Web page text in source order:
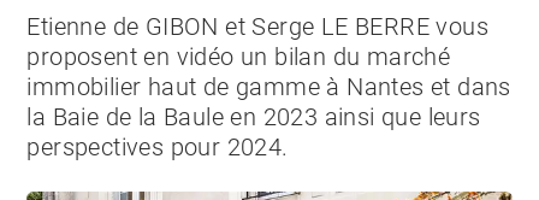
Etienne de GIBON et Serge LE BERRE vous
proposent en vidéo un bilan du marché
immobilier haut de gamme à Nantes et dans
la Baie de la Baule en 2023 ainsi que leurs
perspectives pour 2024.